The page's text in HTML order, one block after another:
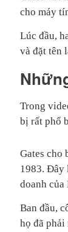
cho máy
Lúc đầu,
và đặt tên
Trong
bị rất phổ
Gates cho
1983. Đây
doanh
Ban đầu,
họ đã phải